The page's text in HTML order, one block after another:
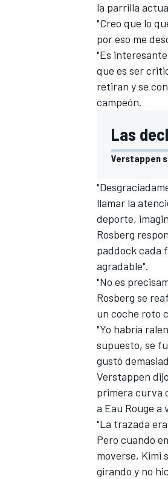
MÁS CATEGORÍAS
la parrilla
"Creo que lo
por eso me
"Es
que es ser
retiran y se
campeón.
Las
Verstappen
llamar la
deporte,
Rosberg
paddock cada
agradable".
"No es
Rosberg se
un coche roto
"Yo habría
supuesto, se
gustó
Verstappen
primera curva
a Eau Rouge a
"La trazada
Pero cuando
moverse, Kimi
girando y no